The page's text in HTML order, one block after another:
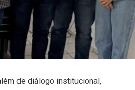
de diálogo institucional,